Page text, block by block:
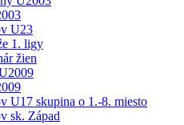
U23
1. ligy
žien
U17 skupina o 1.-8. miesto
sk. Západ